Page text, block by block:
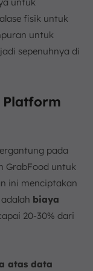
fisik untuk
untuk
sepenuhnya di
pada
GrabFood untuk
ini menciptakan
biaya
20-30% dari
atas data